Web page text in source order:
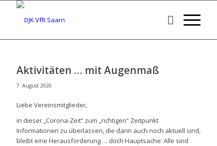
Aktivitäten … mit Augenmaß
7. August 2020
Liebe Vereinsmitglieder,
in dieser „Corona-Zeit“ zum „richtigen“ Zeitpunkt
Informationen zu überlassen, die dann auch noch aktuell sind,
bleibt eine Herausforderung … doch Hauptsache: Alle sind